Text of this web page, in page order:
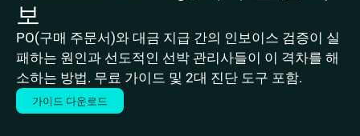
보
PO(구매 주문서)와 대금 지급 간의 인보이스 검증이 실
패하는 원인과 선도적인 선박 관리사들이 이 격차를 해
소하는 방법. 무료 가이드 및 2대 진단 도구 포함.
가이드 다운로드